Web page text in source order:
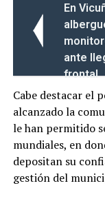
En
ante
frontal
Cabe destacar el
alcanzado la
le han permitido
mundiales, en
depositan su
gestión del